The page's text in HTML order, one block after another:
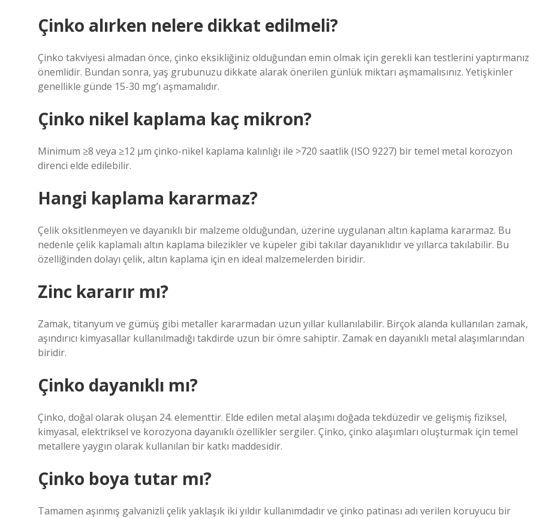
Çinko alırken nelere dikkat edilmeli?
Çinko takviyesi almadan önce, çinko eksikliğiniz olduğundan emin olmak için gerekli kan testlerini yaptırmanız
önemlidir. Bundan sonra, yaş grubunuzu dikkate alarak önerilen günlük miktarı aşmamalısınız. Yetişkinler
genellikle günde 15-30 mg’ı aşmamalıdır.
Çinko nikel kaplama kaç mikron?
Minimum ≥8 veya ≥12 µm çinko-nikel kaplama kalınlığı ile >720 saatlik (ISO 9227) bir temel metal korozyon
direnci elde edilebilir.
Hangi kaplama kararmaz?
Çelik oksitlenmeyen ve dayanıklı bir malzeme olduğundan, üzerine uygulanan altın kaplama kararmaz. Bu
nedenle çelik kaplamalı altın kaplama bilezikler ve küpeler gibi takılar dayanıklıdır ve yıllarca takılabilir. Bu
özelliğinden dolayı çelik, altın kaplama için en ideal malzemelerden biridir.
Zinc kararır mı?
Zamak, titanyum ve gümüş gibi metaller kararmadan uzun yıllar kullanılabilir. Birçok alanda kullanılan zamak,
aşındırıcı kimyasallar kullanılmadığı takdirde uzun bir ömre sahiptir. Zamak en dayanıklı metal alaşımlarından
biridir.
Çinko dayanıklı mı?
Çinko, doğal olarak oluşan 24. elementtir. Elde edilen metal alaşımı doğada tekdüzedir ve gelişmiş fiziksel,
kimyasal, elektriksel ve korozyona dayanıklı özellikler sergiler. Çinko, çinko alaşımları oluşturmak için temel
metallere yaygın olarak kullanılan bir katkı maddesidir.
Çinko boya tutar mı?
Tamamen aşınmış galvanizli çelik yaklaşık iki yıldır kullanımdadır ve çinko patinası adı verilen koruyucu bir